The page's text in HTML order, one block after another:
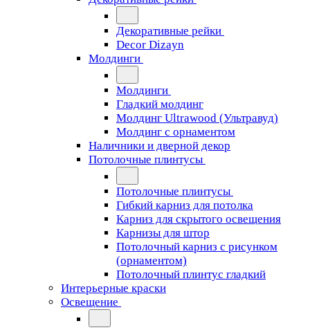
Декоративные рейки
Decor Dizayn
Молдинги
Молдинги
Гладкий молдинг
Молдинг Ultrawood (Ультравуд)
Молдинг с орнаментом
Наличники и дверной декор
Потолочные плинтусы
Потолочные плинтусы
Гибкий карниз для потолка
Карниз для скрытого освещения
Карнизы для штор
Потолочный карниз с рисунком
(орнаментом)
Потолочный плинтус гладкий
Интерьерные краски
Освещение